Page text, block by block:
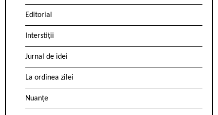
Editorial
Interstiții
Jurnal de idei
La ordinea zilei
Nuanțe